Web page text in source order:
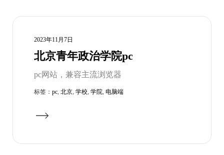
2023年11月7日
北京青年政治学院pc
pc网站，兼容主流浏览器
标签： pc, 北京, 学校, 学院, 电脑端